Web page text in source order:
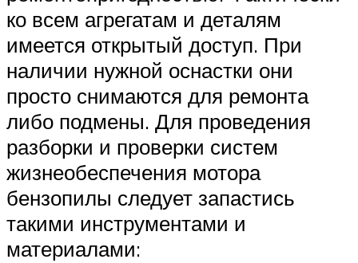
ко всем агрегатам и деталям
имеется открытый доступ. При
наличии нужной оснастки они
просто снимаются для ремонта
либо подмены. Для проведения
разборки и проверки систем
жизнеобеспечения мотора
бензопилы следует запастись
такими инструментами и
материалами: